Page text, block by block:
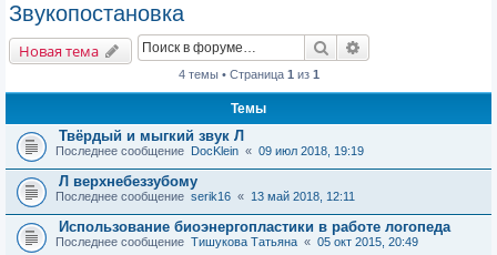
Звукопостановка
Новая тема Поиск
4 темы • Страница 1 из 1
Темы
Твёрдый и мыгкий звук Л
Последнее сообщение DocKlein « 09 июл 2018, 19:19
Л верхнебеззубому
Последнее сообщение serik16 « 13 май 2018, 12:11
Использование биоэнергопластики в работе логопеда
Последнее сообщение Тишукова Татьяна « 05 окт 2015, 20:49